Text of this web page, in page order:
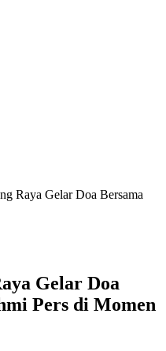
Raya Gelar Doa Bersama
Gelar Doa
Pers di Momen